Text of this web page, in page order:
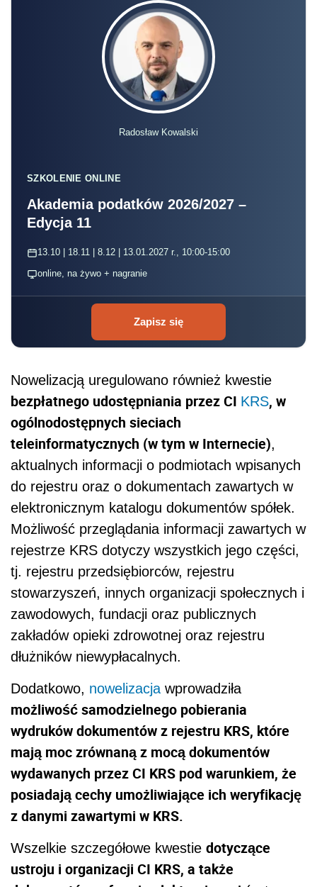
Radosław Kowalski
SZKOLENIE ONLINE
Akademia podatków 2026/2027 –
Edycja 11
13.10 | 18.11 | 8.12 | 13.01.2027 r., 10:00-15:00
online, na żywo + nagranie
Zapisz się
Nowelizacją uregulowano również kwestie
bezpłatnego udostępniania przez CI KRS, w
ogólnodostępnych sieciach
teleinformatycznych (w tym w Internecie),
aktualnych informacji o podmiotach wpisanych
do rejestru oraz o dokumentach zawartych w
elektronicznym katalogu dokumentów spółek.
Możliwość przeglądania informacji zawartych w
rejestrze KRS dotyczy wszystkich jego części,
tj. rejestru przedsiębiorców, rejestru
stowarzyszeń, innych organizacji społecznych i
zawodowych, fundacji oraz publicznych
zakładów opieki zdrowotnej oraz rejestru
dłużników niewypłacalnych.
Dodatkowo, nowelizacja wprowadziła
możliwość samodzielnego pobierania
wydruków dokumentów z rejestru KRS, które
mają moc zrównaną z mocą dokumentów
wydawanych przez CI KRS pod warunkiem, że
posiadają cechy umożliwiające ich weryfikację
z danymi zawartymi w KRS.
Wszelkie szczegółowe kwestie dotyczące
ustroju i organizacji CI KRS, a także